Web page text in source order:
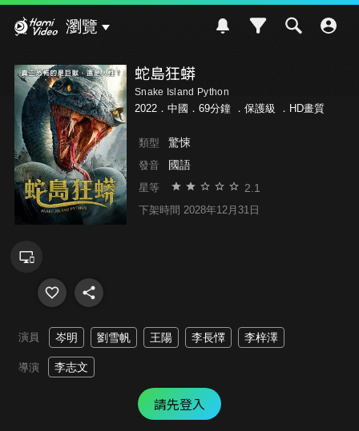
瀏覽
蛇島狂蟒
Snake Island Python
2022．中國．69分鐘 ． 保護級 ．HD畫質
類型 驚悚
發音 國語
星等 2.1
下架時間 2028年12月31日
演員 岑明 劉雪帆 王陽 李長懌 李梓澤
導演 李志文
請先登入